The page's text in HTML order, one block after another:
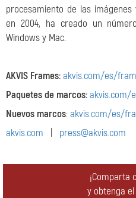
procesamiento de las
en 2004, ha creado un
Windows y Mac.
AKVIS Frames:akvis.com/es/
Paquetes de marcos:akvis.com/
Nuevos marcos:akvis.com/es/
akvis.com
press@akvis.com
¡Comparta
y obtenga